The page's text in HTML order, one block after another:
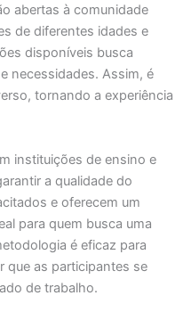
abertas à comunidade
de diferentes idades e
disponíveis busca
necessidades. Assim, é
tornando a experiência
instituições de ensino e
a qualidade do
e oferecem um
para quem busca uma
é eficaz para
que as participantes se
de trabalho.